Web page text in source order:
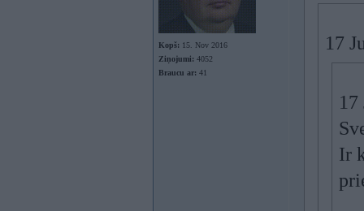
Kopš: 15. Nov 2016
Ziņojumi: 4052
Braucu ar: 41
17
Ir